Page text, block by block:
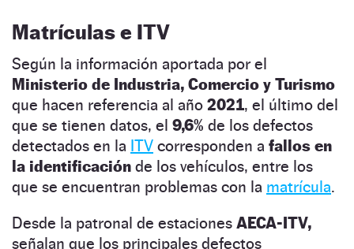
Matrículas e ITV
Según la información aportada por el
Ministerio de Industria, Comercio y Turismo
que hacen referencia al año 2021, el último del
que se tienen datos, el 9,6% de los defectos
detectados en la ITV corresponden a fallos en
la identificación de los vehículos, entre los
que se encuentran problemas con la matrícula.
Desde la patronal de estaciones AECA-ITV,
señalan que los principales defectos